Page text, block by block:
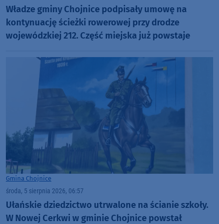
Władze gminy Chojnice podpisały umowę na
kontynuację ścieżki rowerowej przy drodze
wojewódzkiej 212. Część miejska już powstaje
Gmina Chojnice
środa, 5 sierpnia 2026, 06:57
Ułańskie dziedzictwo utrwalone na ścianie szkoły.
W Nowej Cerkwi w gminie Chojnice powstał